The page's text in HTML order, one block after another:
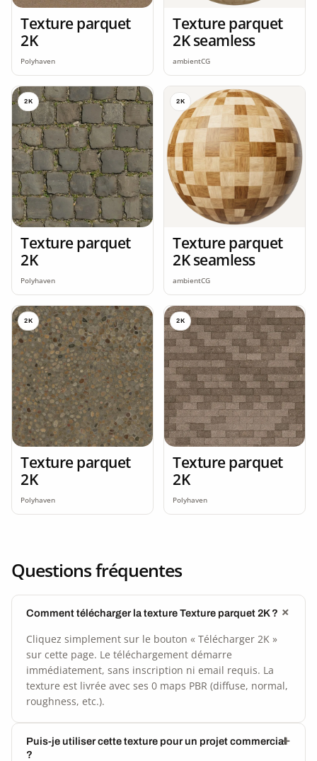
Texture parquet
2K
Polyhaven
Texture parquet
2K seamless
ambientCG
2K
Texture parquet
2K
Polyhaven
2K
Texture parquet
2K seamless
ambientCG
2K
Texture parquet
2K
Polyhaven
2K
Texture parquet
2K
Polyhaven
Questions fréquentes
Comment télécharger la texture Texture parquet 2K ?
Cliquez simplement sur le bouton « Télécharger 2K »
sur cette page. Le téléchargement démarre
immédiatement, sans inscription ni email requis. La
texture est livrée avec ses 0 maps PBR (diffuse, normal,
roughness, etc.).
Puis-je utiliser cette texture pour un projet commercial
?